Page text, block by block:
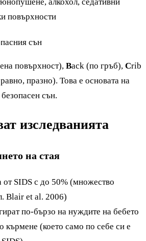
повърхности
сън
повърхност), Back (по гръб), Crib
празно). Това е основата на
сън.
изследванията
на стая
от SIDS с до 50% (множество
Blair et al. 2006)
по-бързо на нуждите на бебето
(което само по себе си е